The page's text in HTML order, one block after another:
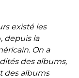
existé les
, depuis la
On a
des albums,
des albums